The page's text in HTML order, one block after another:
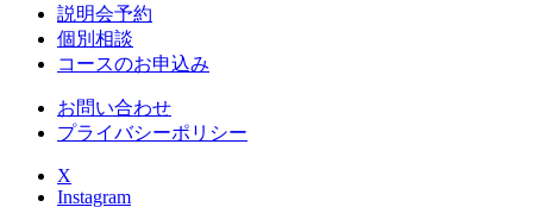
説明会予約
個別相談
コースのお申込み
お問い合わせ
プライバシーポリシー
X
Instagram